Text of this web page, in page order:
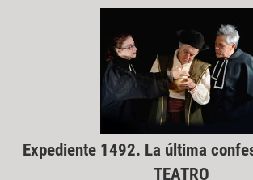
Expediente 1492. La última
TEATRO